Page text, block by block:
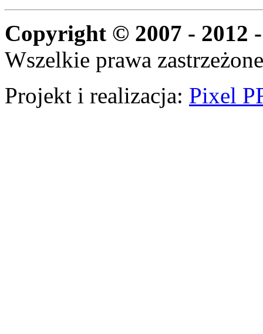
Copyright © 2007 - 2012
Wszelkie prawa
Projekt i realizacja: Pixel